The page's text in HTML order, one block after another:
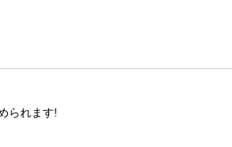
られます!